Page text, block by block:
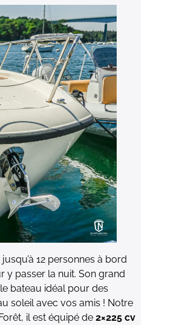
12 personnes à bord
y passer la nuit. Son grand
bateau idéal pour des
soleil avec vos amis ! Notre
il est équipé de 2×225 cv